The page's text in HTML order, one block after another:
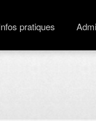
pratiques